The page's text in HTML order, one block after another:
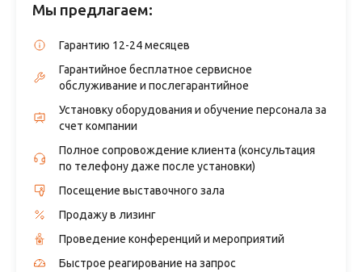
Мы предлагаем:
Гарантию 12-24 месяцев
Гарантийное бесплатное сервисное
обслуживание и послегарантийное
Установку оборудования и обучение персонала за
счет компании
Полное сопровождение клиента (консультация
по телефону даже после установки)
Посещение выставочного зала
Продажу в лизинг
Проведение конференций и мероприятий
Быстрое реагирование на запрос